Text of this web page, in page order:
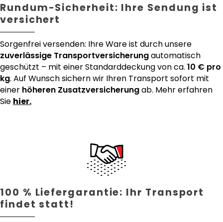
Rundum-Sicherheit: Ihre Sendung ist
versichert
Sorgenfrei versenden: Ihre Ware ist durch unsere
zuverlässige Transportversicherungautomatisch
geschützt – mit einer Standarddeckung von ca. 10 € pro
kg. Auf Wunsch sichern wir Ihren Transport sofort mit
einer höheren Zusatzversicherungab. Mehr erfahren
Sie hier.
100 % Liefergarantie: Ihr Transport
findet statt!